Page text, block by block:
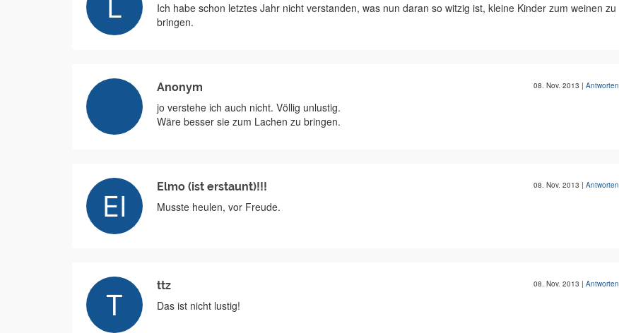
Ich habe schon letztes Jahr nicht verstanden, was nun daran so witzig ist, kleine Kinder zum weinen zu
bringen.
Anonym 08. Nov. 2013 | Antworten
jo verstehe ich auch nicht. Völlig unlustig.
Wäre besser sie zum Lachen zu bringen.
Elmo (ist erstaunt)!!! 08. Nov. 2013 | Antworten
Musste heulen, vor Freude.
ttz 08. Nov. 2013 | Antworten
Das ist nicht lustig!